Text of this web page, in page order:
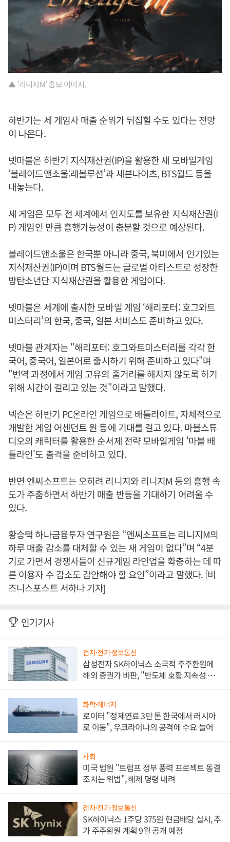
▲ '리니지M' 홍보 이미지.
하반기는 세 게임사 매출 순위가 뒤집힐 수도 있다는 전망
이 나온다.
넷마블은 하반기 지식재산권(IP)을 활용한 새 모바일게임
‘블레이드앤소울:레볼루션’과 세븐나이츠, BTS월드 등을
내놓는다.
세 게임은 모두 전 세계에서 인지도를 보유한 지식재산권(I
P) 게임인 만큼 흥행가능성이 충분할 것으로 예상된다.
블레이드앤소울은 한국뿐 아니라 중국, 북미에서 인기있는
지식재산권(IP)이며 BTS월드는 글로벌 아티스트로 성장한
방탄소년단 지식재산권을 활용한 게임이다.
넷마블은 세계에 출시한 모바일 게임 ‘해리포터: 호그와트
미스터리’의 한국, 중국, 일본 서비스도 준비하고 있다.
넷마블 관계자는 "해리포터: 호그와트미스터리를 각각 한
국어, 중국어, 일본어로 출시하기 위해 준비하고 있다"며
"번역 과정에서 게임 고유의 줄거리를 해치지 않도록 하기
위해 시간이 걸리고 있는 것"이라고 말했다.
넥슨은 하반기 PC온라인 게임으로 배틀라이트, 자체적으로
개발한 게임 어센던트 원 등에 기대를 걸고 있다. 마블스튜
디오의 캐릭터를 활용한 순서제 전략 모바일게임 '마블 배
틀라인'도 출격을 준비하고 있다.
반면 엔씨소프트는 오히려 리니지와 리니지M 등의 흥행 속
도가 주춤하면서 하반기 매출 반등을 기대하기 어려울 수
있다.
황승택 하나금융투자 연구원은 “엔씨소프트는 리니지M의
하루 매출 감소를 대체할 수 있는 새 게임이 없다”며 “4분
기로 가면서 경쟁사들이 신규게임 라인업을 확충하는 데 따
른 이용자 수 감소도 감안해야 할 요인”이라고 말했다. [비
즈니스포스트 서하나 기자]
인기기사
전자·전기·정보통신
삼성전자 SK하이닉스 소극적 주주환원에
해외 증권가 비판, "반도체 호황 지속성 의
화학·에너지
로이터 "정제연료 3만 톤 한국에서 러시아
로 이동", 우크라이나의 공격에 수요 늘어
사회
미국 법원 "트럼프 정부 풍력 프로젝트 동결
조치는 위법", 해제 명령 내려
전자·전기·정보통신
SK하이닉스 1주당 375원 현금배당 실시, 추
가 주주환원 계획 9월 공개 예정